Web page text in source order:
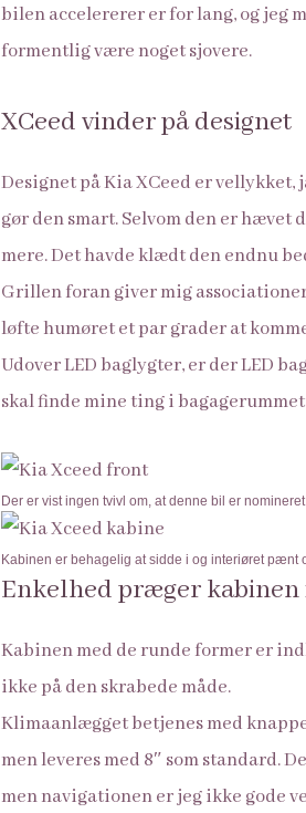
bilen accelererer er for lang, og jeg
formentlig være noget sjovere.
XCeed vinder på designet
Designet på Kia XCeed er vellykket,
gør den smart. Selvom den er hævet
mere. Det havde klædt den endnu
Grillen foran giver mig
løfte humøret et par grader at
Udover LED baglygter, er der LED
skal finde mine ting i
Der er vist ingen tvivl om, at denne bil er
Kabinen er behagelig at sidde i og interiøret pænt
Enkelhed præger kabinen
Kabinen med de runde former er
ikke på den skrabede måde.
Klimaanlægget betjenes med
men leveres med 8″ som standard.
men navigationen er jeg ikke gode